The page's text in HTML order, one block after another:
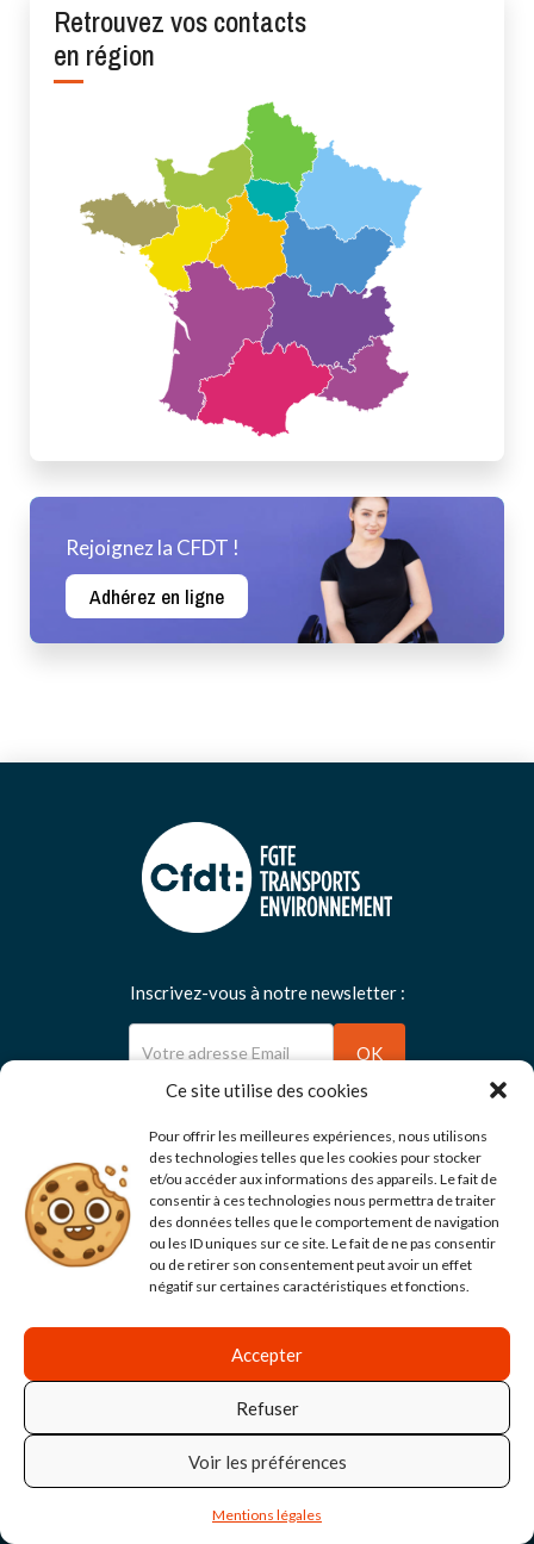
Ce site utilise des cookies
Pour offrir les meilleures expériences, nous utilisons
des technologies telles que les cookies pour stocker
et/ou accéder aux informations des appareils. Le fait de
consentir à ces technologies nous permettra de traiter
des données telles que le comportement de navigation
ou les ID uniques sur ce site. Le fait de ne pas consentir
ou de retirer son consentement peut avoir un effet
négatif sur certaines caractéristiques et fonctions.
Accepter
Refuser
Voir les préférences
Mentions légales
Retrouvez vos contacts
en région
Rejoignez la CFDT !
Adhérez en ligne
Inscrivez-vous à notre newsletter :
OK
Suivez-nous :
© 2026 - Fédération Générale des Transports et de
l'Environnement — CFDT - Tous droits réservés
Gestion des cookies
Mentions légales
Réalisationasap__studio